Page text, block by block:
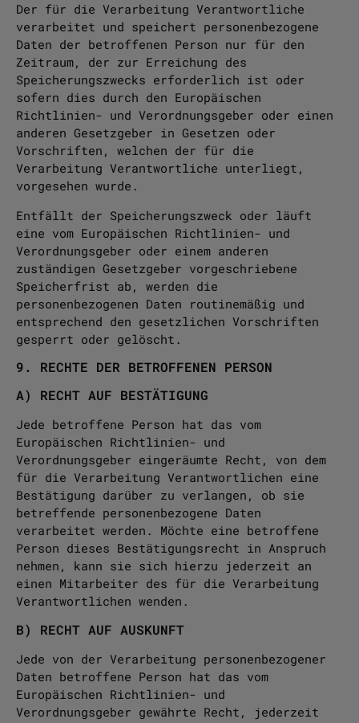
Der für die Verarbeitung Verantwortliche
verarbeitet und speichert personenbezogene
Daten der betroffenen Person nur für den
Zeitraum, der zur Erreichung des
Speicherungszwecks erforderlich ist oder
sofern dies durch den Europäischen
Richtlinien- und Verordnungsgeber oder einen
anderen Gesetzgeber in Gesetzen oder
Vorschriften, welchen der für die
Verarbeitung Verantwortliche unterliegt,
vorgesehen wurde.
Entfällt der Speicherungszweck oder läuft
eine vom Europäischen Richtlinien- und
Verordnungsgeber oder einem anderen
zuständigen Gesetzgeber vorgeschriebene
Speicherfrist ab, werden die
personenbezogenen Daten routinemäßig und
entsprechend den gesetzlichen Vorschriften
gesperrt oder gelöscht.
9. RECHTE DER BETROFFENEN PERSON
A) RECHT AUF BESTÄTIGUNG
Jede betroffene Person hat das vom
Europäischen Richtlinien- und
Verordnungsgeber eingeräumte Recht, von dem
für die Verarbeitung Verantwortlichen eine
Bestätigung darüber zu verlangen, ob sie
betreffende personenbezogene Daten
verarbeitet werden. Möchte eine betroffene
Person dieses Bestätigungsrecht in Anspruch
nehmen, kann sie sich hierzu jederzeit an
einen Mitarbeiter des für die Verarbeitung
Verantwortlichen wenden.
B) RECHT AUF AUSKUNFT
Jede von der Verarbeitung personenbezogener
Daten betroffene Person hat das vom
Europäischen Richtlinien- und
Verordnungsgeber gewährte Recht, jederzeit